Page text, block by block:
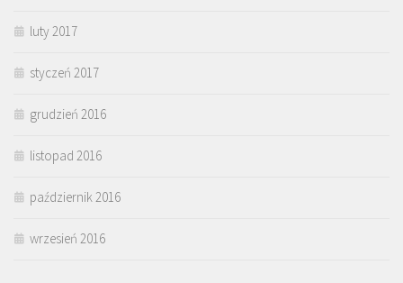
luty 2017
styczeń 2017
grudzień 2016
listopad 2016
październik 2016
wrzesień 2016